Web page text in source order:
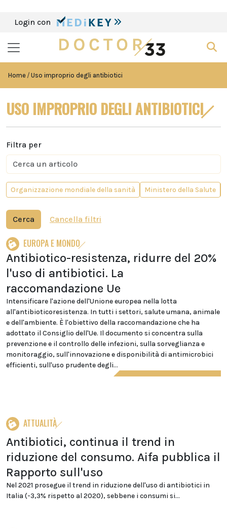
Login con
Home Uso improprio degli antibiotici
USO IMPROPRIO DEGLI ANTIBIOTICI
Filtra per
Organizzazione mondiale della sanità Ministero della Salute
Cerca Cancella filtri
EUROPA E MONDO
Antibiotico-resistenza, ridurre del 20%
l'uso di antibiotici. La
raccomandazione Ue
Intensificare l'azione dell'Unione europea nella lotta
all'antibioticoresistenza. In tutti i settori, salute umana, animale
e dell'ambiente. È l'obiettivo della raccomandazione che ha
adottato il Consiglio dell'Ue. Il documento si concentra sulla
prevenzione e il controllo delle infezioni, sulla sorveglianza e
monitoraggio, sull'innovazione e disponibilità di antimicrobici
efficienti, sull'uso prudente degli...
ATTUALITÀ
Antibiotici, continua il trend in
riduzione del consumo. Aifa pubblica il
Rapporto sull'uso
Nel 2021 prosegue il trend in riduzione dell'uso di antibiotici in
Italia (-3,3% rispetto al 2020), sebbene i consumi si...